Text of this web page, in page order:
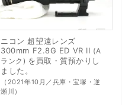
ニコン 超望遠レンズ
300mm F2.8G ED VR II
A
ランク
を買取・質預かり し
ました。
（2021年10月／兵庫・宝塚・逆
瀬川）